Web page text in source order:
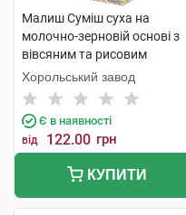
Малиш Суміш суха на
молочно-зерновій основі з
вівсяним та рисовим
борошном від 6 місяців 350 г
1 коробка
Хорольський завод
Є в наявності
від 122.00 грн
КУПИТИ